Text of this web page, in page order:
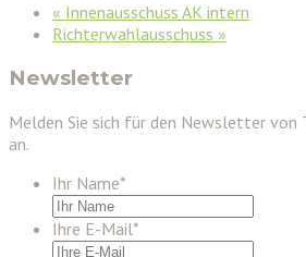
« Innenausschuss AK intern
Richterwahlausschuss »
Newsletter
Melden Sie sich für den Newsletter von
an.
Ihr Name*
Ihre E-Mail*